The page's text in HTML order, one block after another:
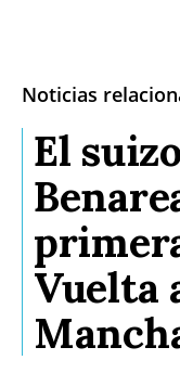
Noticias
El
Vuelta